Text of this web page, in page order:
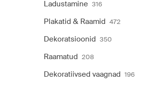
Ladustamine 316
Plakatid & Raamid 472
Dekoratsioonid 350
Raamatud 208
Dekoratiivsed vaagnad 196